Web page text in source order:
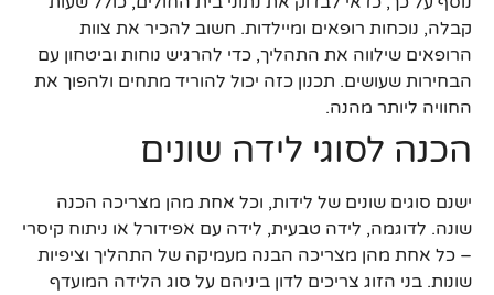
קבלה, נוכחות רופאים ומיילדות. חשוב להכיר את צוות
הרופאים שילווה את התהליך, כדי להרגיש נוחות וביטחון עם
הבחירות שעושים. תכנון כזה יכול להוריד מתחים ולהפוך את
החוויה ליותר מהנה.
הכנה לסוגי לידה שונים
ישנם סוגים שונים של לידות, וכל אחת מהן מצריכה הכנה
שונה. לדוגמה, לידה טבעית, לידה עם אפידורל או ניתוח קיסרי
– כל אחת מהן מצריכה הבנה מעמיקה של התהליך וציפיות
שונות. בני הזוג צריכים לדון ביניהם על סוג הלידה המועדף